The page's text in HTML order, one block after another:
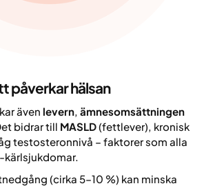
påverkar hälsan
även levern ämnesomsättningen
bidrar till MASLD(fettlever), kronisk
testosteronnivå – faktorer som alla
(cirka 5–10 %) kan minska